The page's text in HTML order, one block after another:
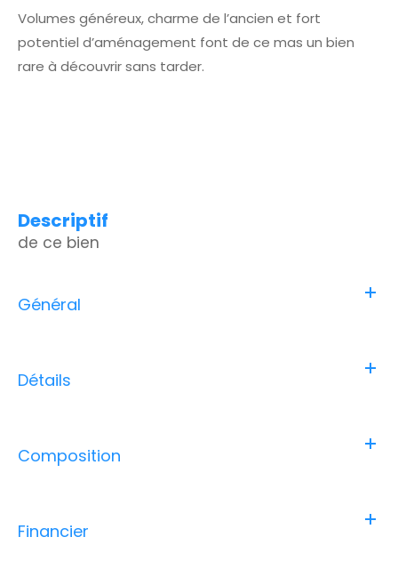
Volumes généreux, charme de l’ancien et fort
potentiel d’aménagement font de ce mas un bien
rare à découvrir sans tarder.
descriptif
de ce bien
Général
Détails
Composition
Financier